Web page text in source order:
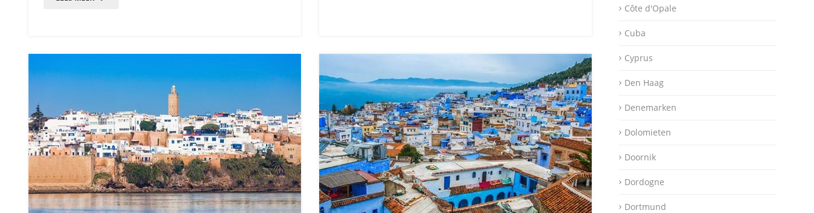
Côte d'Opale
Cuba
Cyprus
Den Haag
Denemarken
Dolomieten
Doornik
Dordogne
Dortmund